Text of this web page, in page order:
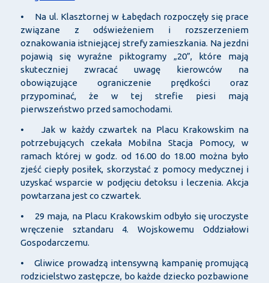
• Na ul. Klasztornej w Łabędach rozpoczęły się prace
związane z odświeżeniem i rozszerzeniem
oznakowania istniejącej strefy zamieszkania. Na jezdni
pojawią się wyraźne piktogramy „20”, które mają
skuteczniej zwracać uwagę kierowców na
obowiązujące ograniczenie prędkości oraz
przypominać, że w tej strefie piesi mają
pierwszeństwo przed samochodami.
• Jak w każdy czwartek na Placu Krakowskim na
potrzebujących czekała Mobilna Stacja Pomocy, w
ramach której w godz. od 16.00 do 18.00 można było
zjeść ciepły posiłek, skorzystać z pomocy medycznej i
uzyskać wsparcie w podjęciu detoksu i leczenia. Akcja
powtarzana jest co czwartek.
• 29 maja, na Placu Krakowskim odbyło się uroczyste
wręczenie sztandaru 4. Wojskowemu Oddziałowi
Gospodarczemu.
• Gliwice prowadzą intensywną kampanię promującą
rodzicielstwo zastępcze, bo każde dziecko pozbawione